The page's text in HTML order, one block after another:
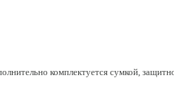
комплектуется сумкой,